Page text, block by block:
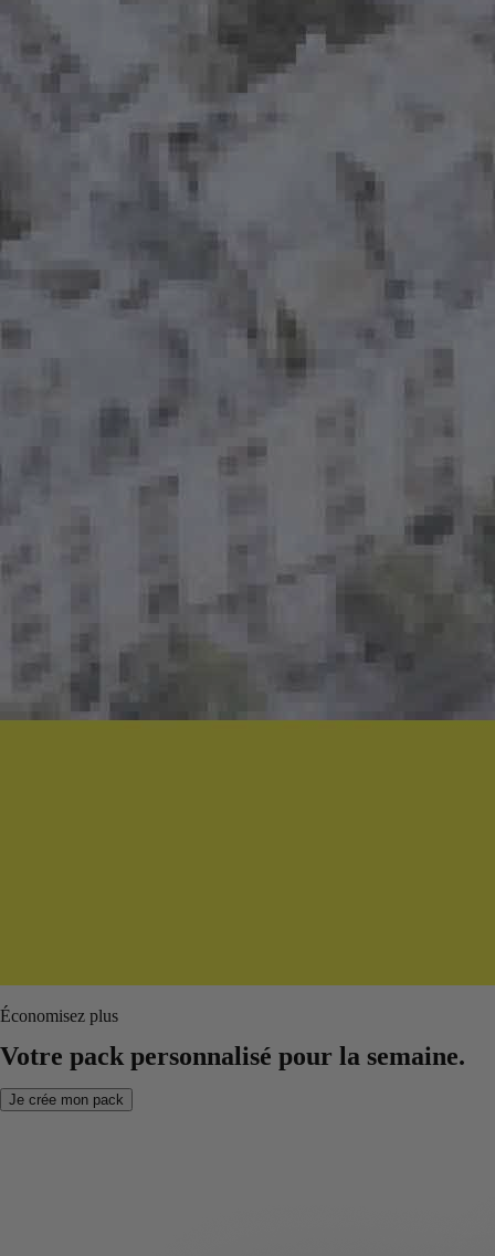
Économisez plus
Votre pack personnalisé pour la semaine.
Je crée mon pack